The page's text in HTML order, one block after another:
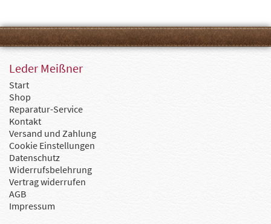
Leder Meißner
Start
Shop
Reparatur-Service
Kontakt
Versand und Zahlung
Cookie Einstellungen
Datenschutz
Widerrufsbelehrung
Vertrag widerrufen
AGB
Impressum